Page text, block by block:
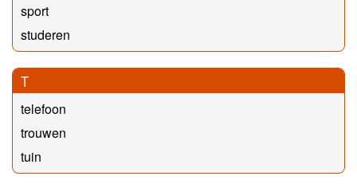
sport
studeren
T
telefoon
trouwen
tuin